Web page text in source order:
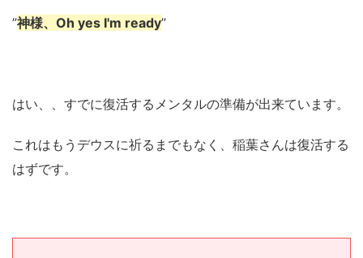
”神様、Oh yes I'm ready”
はい、、すでに復活するメンタルの準備が出来ています。
これはもうデウスに祈るまでもなく、稲葉さんは復活する
はずです。